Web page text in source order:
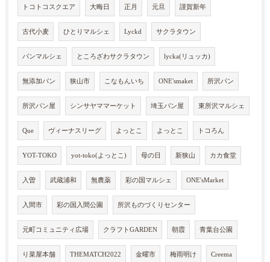
トコトコスクエア 大晦日 正月 元旦 謹賀新年
古代小麦 ひとりマルシェ Lyckd サクラタウン
パンマルシェ ところざわサクラタウン lycka(リュッカ)
無添加パン 狭山市 こなもんいち ONE'smaket 所沢パン
所沢パン屋 シンサヤママーケット 埼玉パン屋 東所沢マルシェ
Que ヴィーナスリーグ よっとこ よっとこ トコろん
YOT-TOKO yot-toko(よっとこ) 母の日 新狭山 カカ食堂
入曽 武蔵浦和 無農薬 彩の国マルシェ ONE'sMarket
入間市 彩の国入間公園 所沢ものづくりセンター
元町コミュニティ広場 クラフトGARDEN 朝霞 青葉台公園
り菜屋本舗 THEMATCH2022 金曜市 梅雨明け Creema